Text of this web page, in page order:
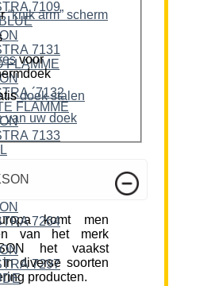
“knik arm” scherm
voor
doek stalen
van uw doek
komt men
van het merk
het vaakst
in diverse soorten
producten.